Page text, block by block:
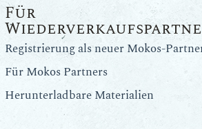
Für
Registrierung als neuer Mokos-
Für Mokos Partners
Herunterladbare Materialien